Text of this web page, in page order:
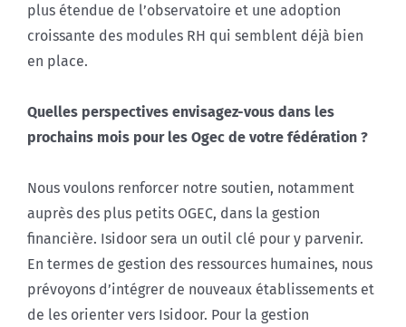
plus étendue de l’observatoire et une adoption
croissante des modules RH qui semblent déjà bien
en place.
Quelles perspectives envisagez-vous dans les
prochains mois pour les Ogec de votre fédération ?
Nous voulons renforcer notre soutien, notamment
auprès des plus petits OGEC, dans la gestion
financière. Isidoor sera un outil clé pour y parvenir.
En termes de gestion des ressources humaines, nous
prévoyons d’intégrer de nouveaux établissements et
de les orienter vers Isidoor. Pour la gestion